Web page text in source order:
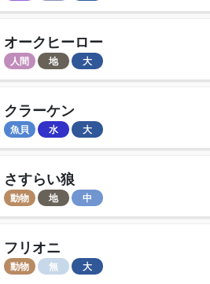
フリオニ
動物 無 大
クラーケン
魚貝 水 大
オークヒーロー
人間 地 大
さすらい狼
動物 地 中